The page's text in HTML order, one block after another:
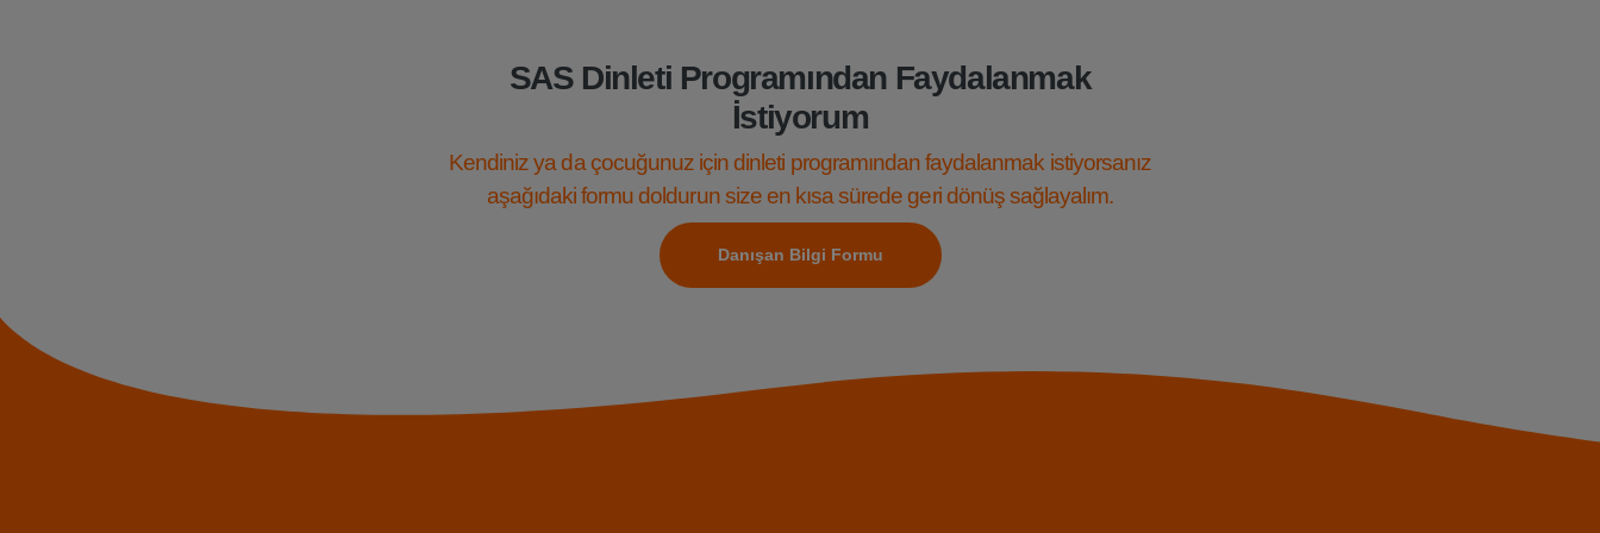
SAS Dinleti Programından Faydalanmak
İstiyorum
Kendiniz ya da çocuğunuz için dinleti programından faydalanmak istiyorsanız
aşağıdaki formu doldurun size en kısa sürede geri dönüş sağlayalım.
Danışan Bilgi Formu